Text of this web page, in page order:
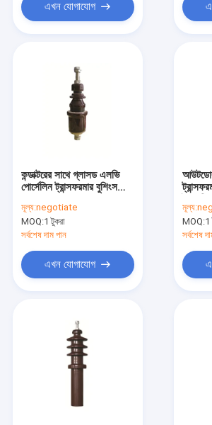
আমাদের সম্পর্কে
এখন যোগাযোগ
কন্ডাক্টরের সাথে গ্লাসড এলভি
পোর্সেলিন ট্রান্সফরমার বুশিংস
মূল্য:negotiate
MOQ:1 টুকরা
সর্বশেষ দাম পান
এখন যোগাযোগ
আউটডোর
মূল্য:
MOQ:1
সর্বশেষ